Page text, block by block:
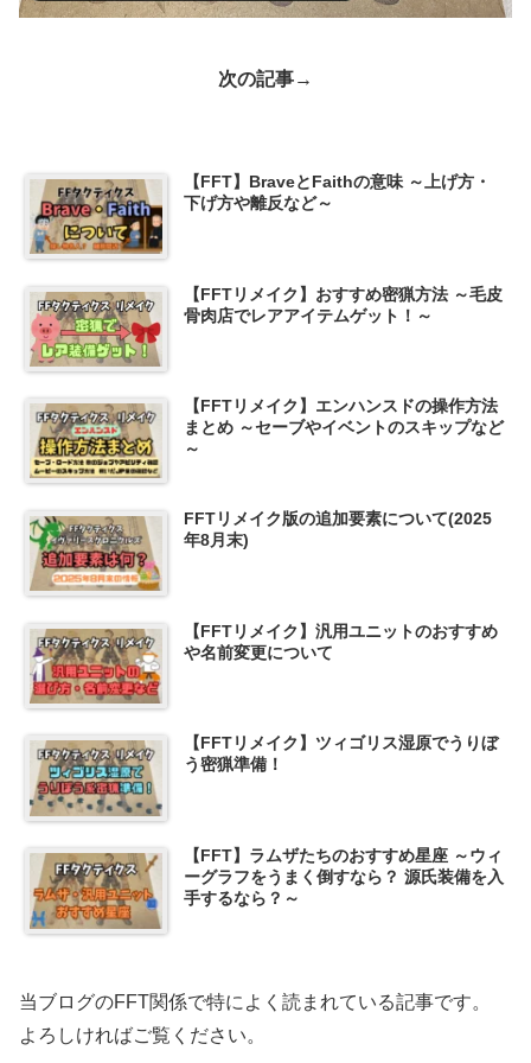
次の記事→
【FFT】BraveとFaithの意味 ～上げ方・
下げ方や離反など～
【FFTリメイク】おすすめ密猟方法 ～毛皮
骨肉店でレアアイテムゲット！～
【FFTリメイク】エンハンスドの操作方法
まとめ ～セーブやイベントのスキップなど
～
FFTリメイク版の追加要素について(2025
年8月末)
【FFTリメイク】汎用ユニットのおすすめ
や名前変更について
【FFTリメイク】ツィゴリス湿原でうりぼ
う密猟準備！
【FFT】ラムザたちのおすすめ星座 ～ウィ
ーグラフをうまく倒すなら？ 源氏装備を入
手するなら？～
当ブログのFFT関係で特によく読まれている記事です。
よろしければご覧ください。